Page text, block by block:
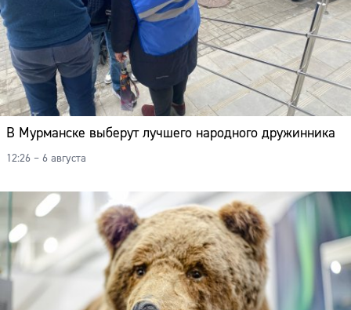
В Мурманске выберут лучшего народного дружинника
12:26 – 6 августа